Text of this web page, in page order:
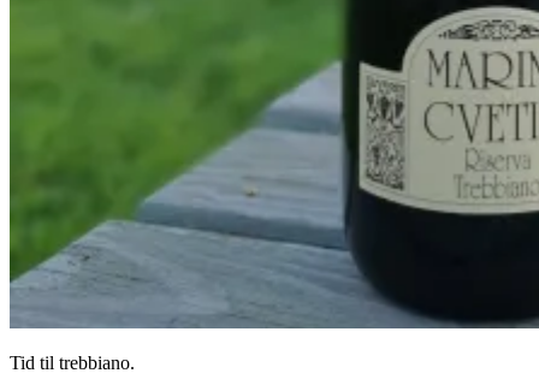
Tid til trebbiano.